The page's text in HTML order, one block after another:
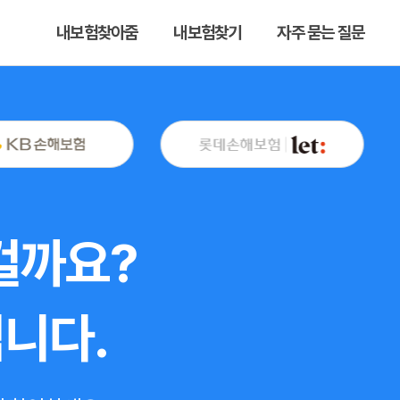
내보험찾아줌 내보험찾기 자주 묻는 질문
까요?
다.